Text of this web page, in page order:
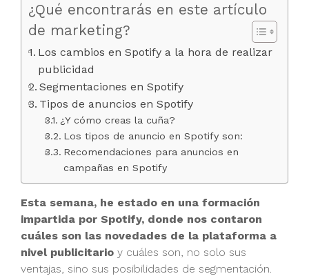
¿Qué encontrarás en este artículo
de marketing?
Los cambios en Spotify a la hora de realizar
publicidad
Segmentaciones en Spotify
Tipos de anuncios en Spotify
¿Y cómo creas la cuña?
Los tipos de anuncio en Spotify son:
Recomendaciones para anuncios en
campañas en Spotify
Esta semana, he estado en una formación
impartida por Spotify, donde nos contaron
cuáles son las novedades de la plataforma a
nivel publicitario y cuáles son, no solo sus
ventajas, sino sus posibilidades de segmentación.